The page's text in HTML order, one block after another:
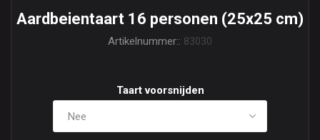
Aardbeientaart 16 personen (25x25 cm)
Artikelnummer:: 83030
Taart voorsnijden